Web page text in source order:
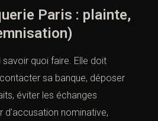
Paris : plainte,
savoir quoi faire. Elle doit
sa banque, déposer
éviter les échanges
d’accusation nominative,